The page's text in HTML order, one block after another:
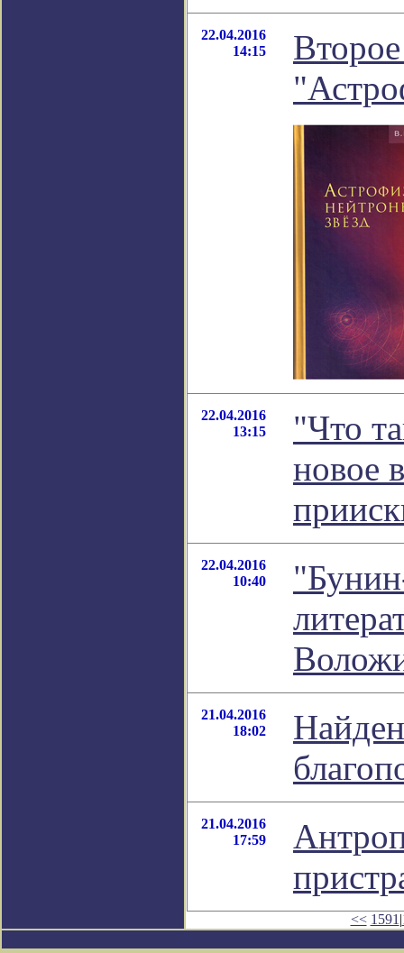
22.04.2016
14:15
22.04.2016
13:15
"Что
новое
22.04.2016
10:40
21.04.2016
18:02
21.04.2016
17:59
<< 1591 |